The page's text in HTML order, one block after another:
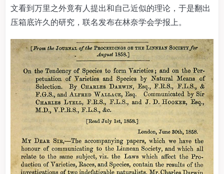
文看到万里之外竟有人提出和自己近似的理论，于是翻出
压箱底许久的研究，联名发布在林奈学会学报上。